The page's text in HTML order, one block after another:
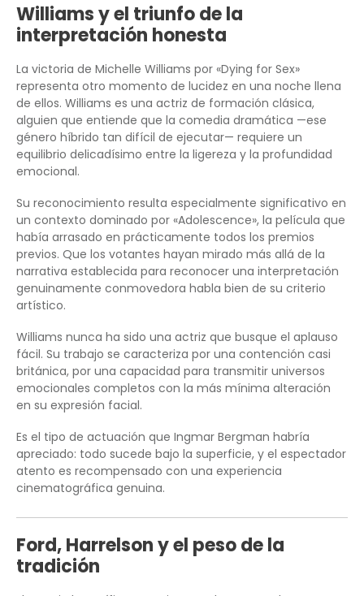
Williams y el triunfo de la
interpretación honesta
La victoria de Michelle Williams por «Dying for Sex»
representa otro momento de lucidez en una noche llena
de ellos. Williams es una actriz de formación clásica,
alguien que entiende que la comedia dramática —ese
género híbrido tan difícil de ejecutar— requiere un
equilibrio delicadísimo entre la ligereza y la profundidad
emocional.
Su reconocimiento resulta especialmente significativo en
un contexto dominado por «Adolescence», la película que
había arrasado en prácticamente todos los premios
previos. Que los votantes hayan mirado más allá de la
narrativa establecida para reconocer una interpretación
genuinamente conmovedora habla bien de su criterio
artístico.
Williams nunca ha sido una actriz que busque el aplauso
fácil. Su trabajo se caracteriza por una contención casi
británica, por una capacidad para transmitir universos
emocionales completos con la más mínima alteración
en su expresión facial.
Es el tipo de actuación que Ingmar Bergman habría
apreciado: todo sucede bajo la superficie, y el espectador
atento es recompensado con una experiencia
cinematográfica genuina.
Ford, Harrelson y el peso de la
tradición